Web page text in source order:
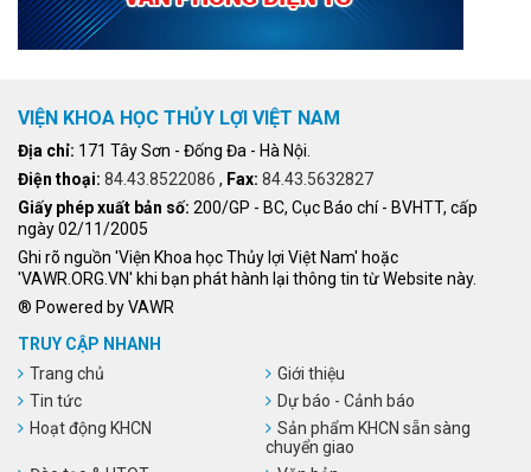
VIỆN KHOA HỌC THỦY LỢI VIỆT NAM
Địa chỉ: 171 Tây Sơn - Đống Đa - Hà Nội.
Điện thoại: 84.43.8522086 , Fax: 84.43.5632827
Giấy phép xuất bản số: 200/GP - BC, Cục Báo chí - BVHTT, cấp
ngày 02/11/2005
Ghi rõ nguồn 'Viện Khoa học Thủy lợi Việt Nam' hoặc
'VAWR.ORG.VN' khi bạn phát hành lại thông tin từ Website này.
® Powered by VAWR
TRUY CẬP NHANH
Trang chủ
Giới thiệu
Tin tức
Dự báo - Cảnh báo
Hoạt động KHCN
Sản phẩm KHCN sẵn sàng
chuyển giao